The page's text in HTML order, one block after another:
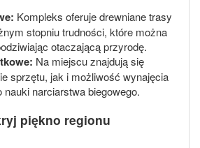
Kompleks oferuje drewniane trasy
stopniu trudności, które można
otaczającą przyrodę.
Na miejscu znajdują się
sprzętu, jak i możliwość wynajęcia
nauki narciarstwa biegowego.
piękno regionu